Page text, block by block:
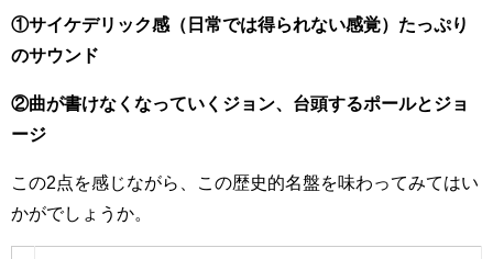
①サイケデリック感（日常では得られない感覚）たっぷり
のサウンド
②曲が書けなくなっていくジョン、台頭するポールとジョ
ージ
この2点を感じながら、この歴史的名盤を味わってみてはい
かがでしょうか。